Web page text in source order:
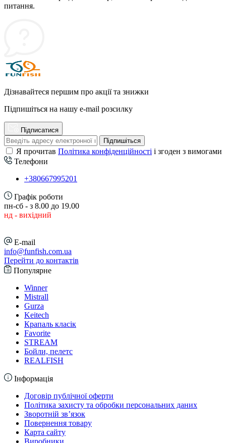
питання.
Дізнавайтеся першим про акції та знижки
Підпишіться на нашу e-mail розсилку
Підписатися
Підпишіться
Я прочитав Політика конфіденційності і згоден з вимогами
Телефони
+380667995201
Графік роботи
пн-сб - з 8.00 до 19.00
нд - вихідний
E-mail
info@funfish.com.ua
Перейти до контактів
Популярне
Winner
Mistrall
Gurza
Keitech
Крапаль класік
Favorite
STREAM
Бойли, пелетс
REALFISH
Інформація
Договір публічної оферти
Політика захисту та обробки персональних даних
Зворотній зв’язок
Повернення товару
Карта сайту